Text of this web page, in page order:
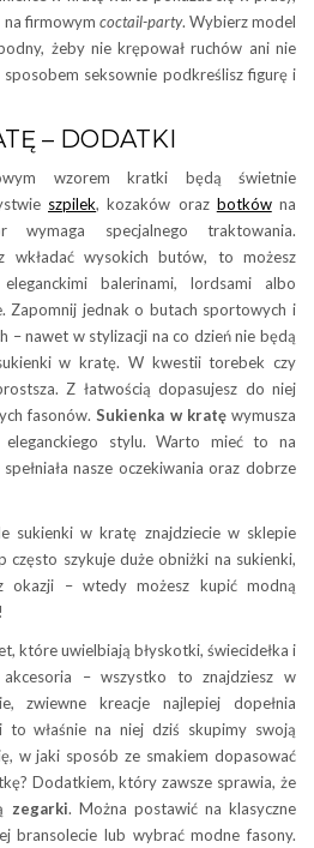
na firmowym coctail-party. Wybierz model
żeby nie krępował ruchów ani nie
seksownie podkreślisz figurę i
– DODATKI
wzorem kratki będą świetnie
szpilek, kozaków oraz botkówna
wymaga specjalnego traktowania.
wkładać wysokich butów, to możesz
balerinami, lordsami albo
Zapomnij jednak o butach sportowych i
– nawet w stylizacji na co dzień nie będą
w kratę. W kwestii torebek czy
Z łatwością dopasujesz do niej
fasonów.Sukienka w kratęwymusza
eleganckiego stylu. Warto mieć to na
nasze oczekiwania oraz dobrze
sukienki w kratę znajdziecie w sklepie
często szykuje duże obniżki na sukienki,
okazji – wtedy możesz kupić modną
!
które uwielbiają błyskotki, świecidełka i
– wszystko to znajdziesz w
zwiewne kreacje najlepiej dopełnia
właśnie na niej dziś skupimy swoją
w jaki sposób ze smakiem dopasować
Dodatkiem, który zawsze sprawia, że
zegarki. Można postawić na klasyczne
bransolecie lub wybrać modne fasony.